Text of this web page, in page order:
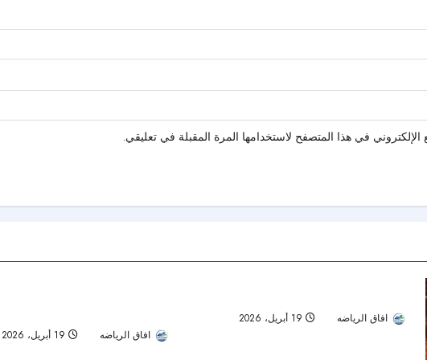
في هذا المتصفح لاستخدامها المرة المقبلة في تعليقي.
افاق الرياضه
افاق الرياضه